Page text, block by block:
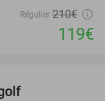
Régulier 210€
119€